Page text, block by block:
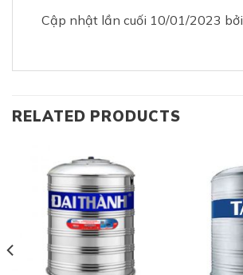
Cập nhật lần cuối 10/01/2023 bởi
RELATED PRODUCTS